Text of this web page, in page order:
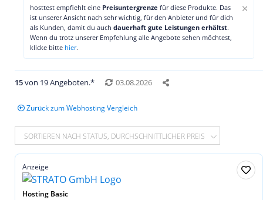
×
hosttest empfiehlt eine Preisuntergrenze für diese Produkte. Das
ist unserer Ansicht nach sehr wichtig, für den Anbieter und für dich
als Kunden, damit du auch dauerhaft gute Leistungen erhältst.
Wenn du trotz unserer Empfehlung alle Angebote sehen möchtest,
klicke bitte hier.
15von 19 Angeboten.* 03.08.2026
Zurück zum Webhosting Vergleich
SORTIEREN NACH STATUS, DURCHSCHNITTLICHER PREIS
Anzeige
Hosting Basic